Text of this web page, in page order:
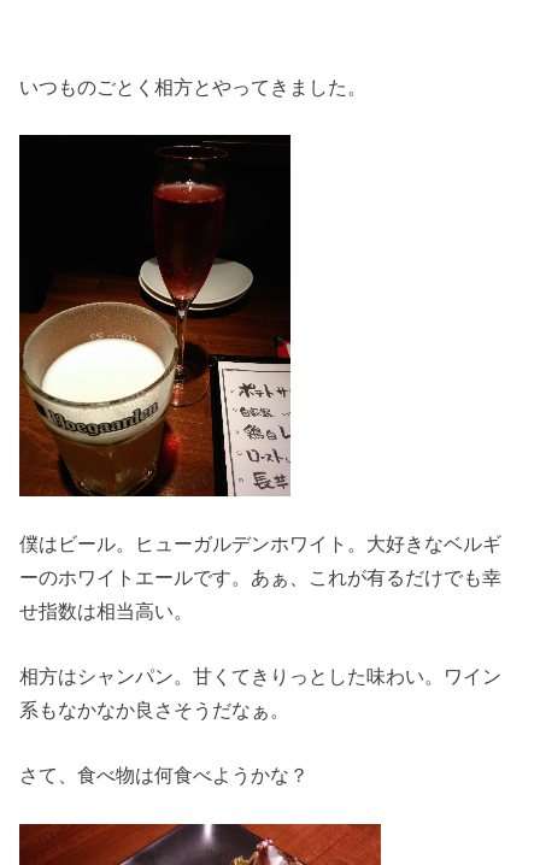
いつものごとく相方とやってきました。
僕はビール。ヒューガルデンホワイト。大好きなベルギ
ーのホワイトエールです。あぁ、これが有るだけでも幸
せ指数は相当高い。
相方はシャンパン。甘くてきりっとした味わい。ワイン
系もなかなか良さそうだなぁ。
さて、食べ物は何食べようかな？